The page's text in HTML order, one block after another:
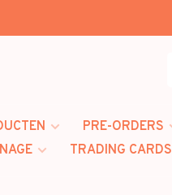
PRE-ORDERS
TRADING CARDS